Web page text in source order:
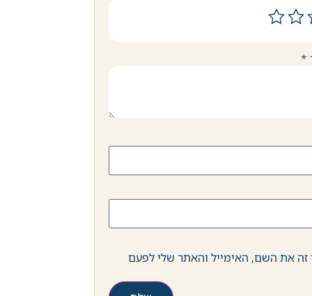
*
זה את השם, האימייל והאתר שלי לפעם